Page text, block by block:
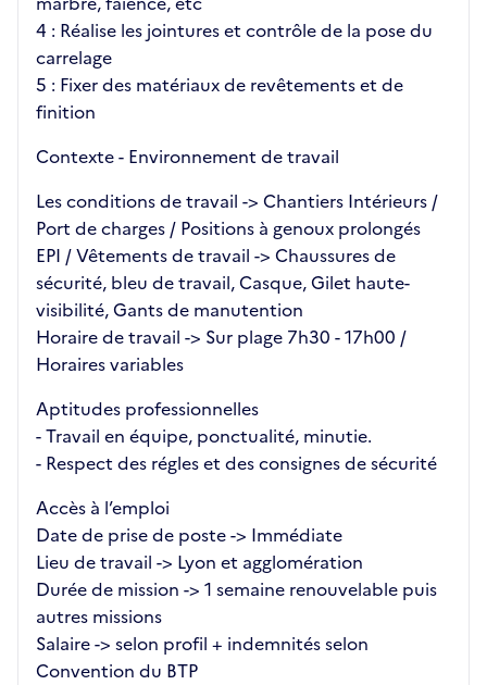
4 : Réalise les jointures et contrôle de la pose du
carrelage
5 : Fixer des matériaux de revêtements et de
finition
Contexte - Environnement de travail
Les conditions de travail -> Chantiers Intérieurs /
Port de charges / Positions à genoux prolongés
EPI / Vêtements de travail -> Chaussures de
sécurité, bleu de travail, Casque, Gilet haute-
visibilité, Gants de manutention
Horaire de travail -> Sur plage 7h30 - 17h00 /
Horaires variables
Aptitudes professionnelles
- Travail en équipe, ponctualité, minutie.
- Respect des régles et des consignes de sécurité
Accès à l’emploi
Date de prise de poste -> Immédiate
Lieu de travail -> Lyon et agglomération
Durée de mission -> 1 semaine renouvelable puis
autres missions
Salaire -> selon profil + indemnités selon
Convention du BTP